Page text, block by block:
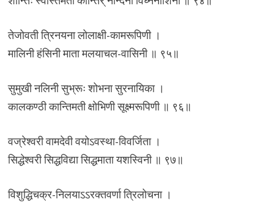
तेजोवती त्रिनयना लोलाक्षी-कामरूपिणी ।
मालिनी हंसिनी माता मलयाचल-वासिनी ॥ ९५॥
सुमुखी नलिनी सुभ्रूः शोभना सुरनायिका ।
कालकण्ठी कान्तिमती क्षोभिणी सूक्ष्मरूपिणी ॥ ९६॥
वज्रेश्वरी वामदेवी वयोऽवस्था-विवर्जिता ।
सिद्धेश्वरी सिद्धविद्या सिद्धमाता यशस्विनी ॥ ९७॥
विशुद्धिचक्र-निलयाऽऽरक्तवर्णा त्रिलोचना ।